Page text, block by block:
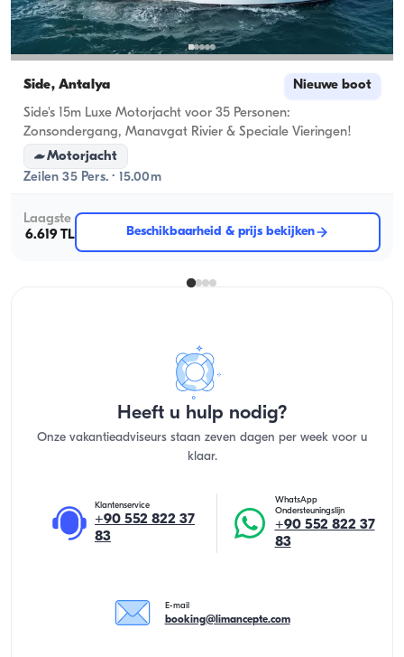
Side, Antalya Nieuwe boot
Side's 15m Luxe Motorjacht voor 35 Personen:
Zonsondergang, Manavgat Rivier & Speciale Vieringen!
Motorjacht
Zeilen 35 Pers. · 15.00m
Laagste
6.619 TL
Beschikbaarheid & prijs bekijken
Heeft u hulp nodig?
Onze vakantieadviseurs staan zeven dagen per week voor u
klaar.
Klantenservice
+90 552 822 37
83
WhatsApp
Ondersteuningslijn
+90 552 822 37
83
E-mail
booking@limancepte.com